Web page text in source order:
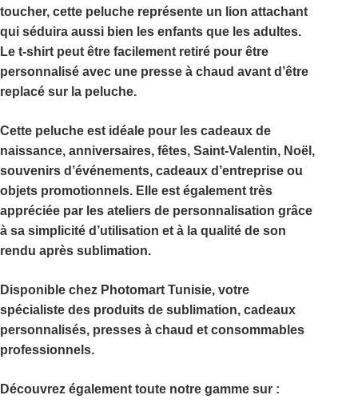
toucher, cette peluche représente un lion attachant
qui séduira aussi bien les enfants que les adultes.
Le t-shirt peut être facilement retiré pour être
personnalisé avec une presse à chaud avant d’être
replacé sur la peluche.
Cette peluche est idéale pour les cadeaux de
naissance, anniversaires, fêtes, Saint-Valentin, Noël,
souvenirs d’événements, cadeaux d’entreprise ou
objets promotionnels. Elle est également très
appréciée par les ateliers de personnalisation grâce
à sa simplicité d’utilisation et à la qualité de son
rendu après sublimation.
Disponible chez Photomart Tunisie, votre
spécialiste des produits de sublimation, cadeaux
personnalisés, presses à chaud et consommables
professionnels.
Découvrez également toute notre gamme sur :